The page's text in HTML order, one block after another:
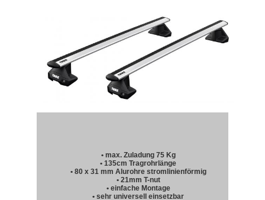
• max. Zuladung 75 Kg
• 135cm Tragrohrlänge
• 80 x 31 mm Alurohre stromlinienförmig
• 21mm T-nut
• einfache Montage
• sehr universell einsetzbar